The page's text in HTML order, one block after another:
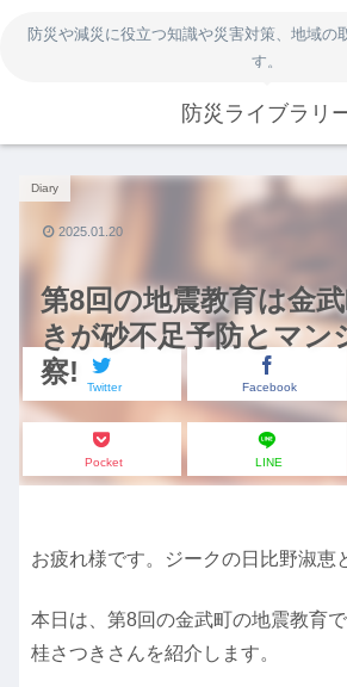
防災や減災に役立つ知識や災害対策、地域の
す。
防災ライブラリ
第8回の地震教育は金
きが砂不足予防とマン
察!
Diary
Twitter Facebook
Pocket LINE
2025.01.20
お疲れ様です。ジークの日比野淑恵
本日は、第8回の金武町の地震教育
桂さつきさんを紹介します。